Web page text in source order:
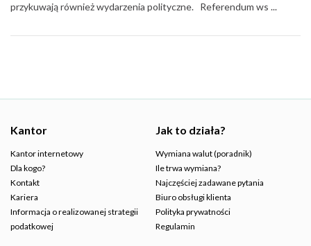
przykuwają również wydarzenia polityczne. Referendum ws ...
Kantor
Kantor internetowy
Dla kogo?
Kontakt
Kariera
Informacja o realizowanej strategii
podatkowej
Jak to działa?
Wymiana walut (poradnik)
Ile trwa wymiana?
Najczęściej zadawane pytania
Biuro obsługi klienta
Polityka prywatności
Regulamin